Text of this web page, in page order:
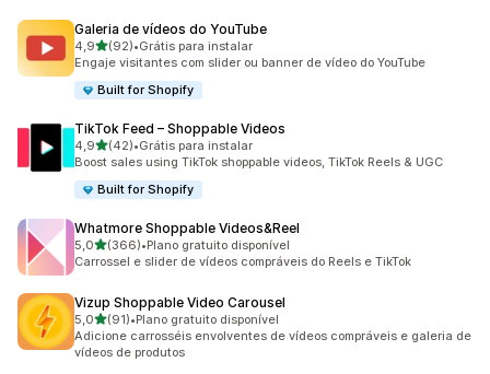
Galeria de vídeos do YouTube
4,9de 5 estrelas
(92)
92 avaliações ao todo
•Grátis para instalar
Engaje visitantes com slider ou banner de vídeo do YouTube
Built for Shopify
TikTok Feed – Shoppable Videos
4,9de 5 estrelas
(42)
42 avaliações ao todo
•Grátis para instalar
Boost sales using TikTok shoppable videos, TikTok Reels & UGC
Built for Shopify
Whatmore Shoppable Videos&Reel
5,0de 5 estrelas
(366)
366 avaliações ao todo
•Plano gratuito disponível
Carrossel e slider de vídeos compráveis do Reels e TikTok
Vizup Shoppable Video Carousel
5,0de 5 estrelas
(91)
91 avaliações ao todo
•Plano gratuito disponível
Adicione carrosséis envolventes de vídeos compráveis e galeria de
vídeos de produtos